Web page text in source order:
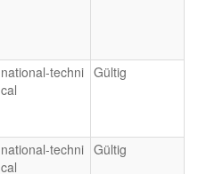
national-techni
cal
Gültig
national-techni
cal
Gültig